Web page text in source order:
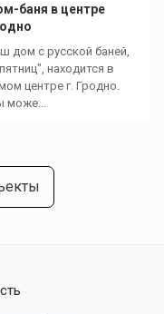
баня в центре
дом с русской баней,
находится в
центре г. Гродно.
може...